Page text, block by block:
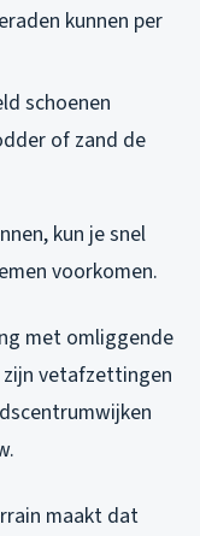
kunnen per
schoenen
of zand de
kun je snel
voorkomen.
met omliggende
vetafzettingen
maakt dat